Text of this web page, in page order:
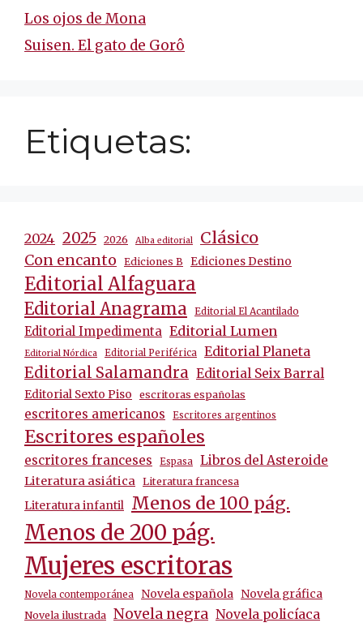
Los ojos de Mona
Suisen. El gato de Gorô
Etiquetas:
2024 2025 2026 Alba editorial Clásico
Con encanto Ediciones B Ediciones Destino
Editorial Alfaguara
Editorial Anagrama Editorial El Acantilado
Editorial Impedimenta Editorial Lumen
Editorial Nórdica Editorial Periférica Editorial Planeta
Editorial Salamandra Editorial Seix Barral
Editorial Sexto Piso escritoras españolas
escritores americanos Escritores argentinos
Escritores españoles
escritores franceses Espasa Libros del Asteroide
Literatura asiática Literatura francesa
Literatura infantil Menos de 100 pág.
Menos de 200 pág.
Mujeres escritoras
Novela contemporánea Novela española Novela gráfica
Novela ilustrada Novela negra Novela policíaca